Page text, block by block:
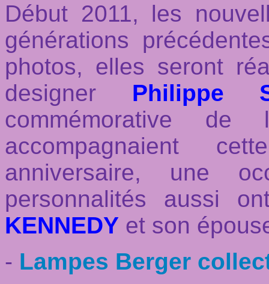
Début 2011, les
générations
photos, elles seront
designer Philippe
commémorative
accompagnaient
anniversaire, une
personnalités aussi
KENNEDY et son
- Lampes Berger